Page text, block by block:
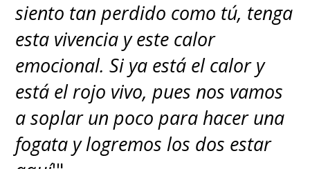
siento tan perdido como tú, tenga
esta vivencia y este calor
emocional. Si ya está el calor y
está el rojo vivo, pues nos vamos
a soplar un poco para hacer una
fogata y logremos los dos estar